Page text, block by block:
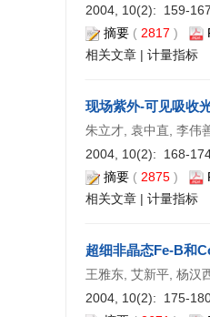
2004, 10(2): 159-
摘要 ( 2817 )
相关文章 | 计量指标
现场紫外-可见吸收
朱立才, 袁中直, 李伟
2004, 10(2): 168-
摘要 ( 2875 )
相关文章 | 计量指标
超细非晶态Fe-B和
王雅东, 艾新平, 杨汉
2004, 10(2): 175-